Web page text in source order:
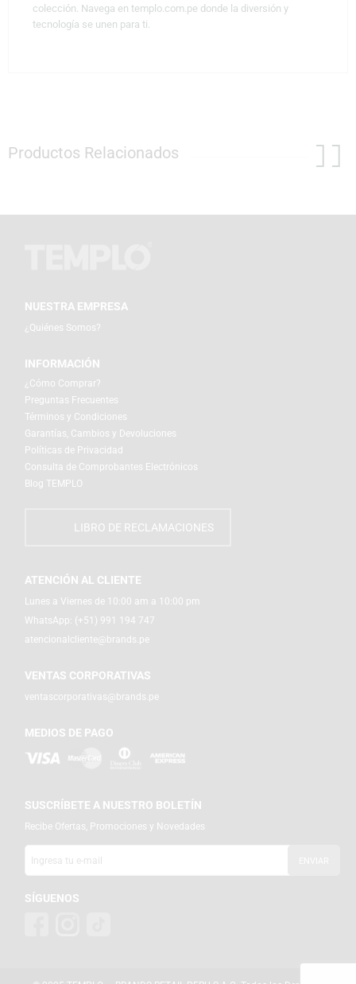
colección. Navega en templo.com.pe donde la diversión y
tecnología se unen para ti.
Productos Relacionados
NUESTRA EMPRESA
¿Quiénes Somos?
INFORMACIÓN
¿Cómo Comprar?
Preguntas Frecuentes
Términos y Condiciones
Garantías, Cambios y Devoluciones
Políticas de Privacidad
Consulta de Comprobantes Electrónicos
Blog TEMPLO
LIBRO DE RECLAMACIONES
ATENCIÓN AL CLIENTE
Lunes a Viernes de 10:00 am a 10:00 pm
WhatsApp: (+51) 991 194 747
atencionalcliente@brands.pe
VENTAS CORPORATIVAS
ventascorporativas@brands.pe
MEDIOS DE PAGO
SUSCRÍBETE A NUESTRO BOLETÍN
Recibe Ofertas, Promociones y Novedades
SÍGUENOS